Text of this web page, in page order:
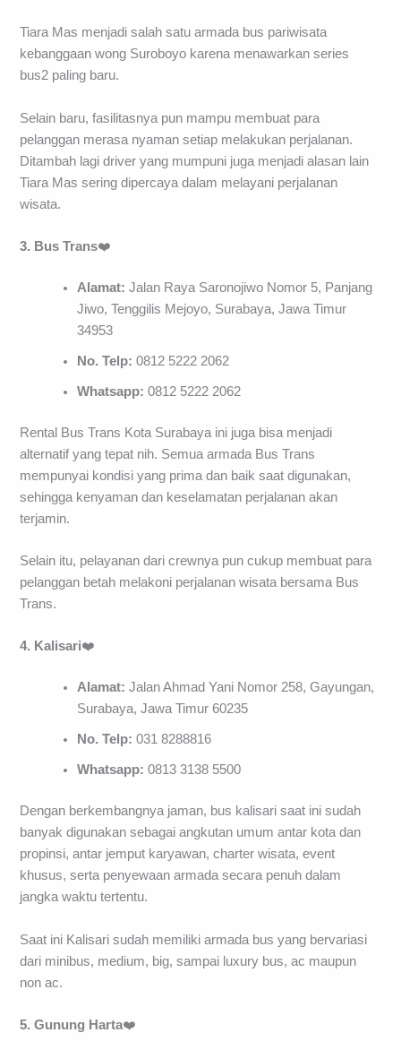
Tiara Mas menjadi salah satu armada bus pariwisata
kebanggaan wong Suroboyo karena menawarkan series
bus2 paling baru.
Selain baru, fasilitasnya pun mampu membuat para
pelanggan merasa nyaman setiap melakukan perjalanan.
Ditambah lagi driver yang mumpuni juga menjadi alasan lain
Tiara Mas sering dipercaya dalam melayani perjalanan
wisata.
3. Bus Trans❤️
Alamat: Jalan Raya Saronojiwo Nomor 5, Panjang
Jiwo, Tenggilis Mejoyo, Surabaya, Jawa Timur
34953
No. Telp: 0812 5222 2062
Whatsapp: 0812 5222 2062
Rental Bus Trans Kota Surabaya ini juga bisa menjadi
alternatif yang tepat nih. Semua armada Bus Trans
mempunyai kondisi yang prima dan baik saat digunakan,
sehingga kenyaman dan keselamatan perjalanan akan
terjamin.
Selain itu, pelayanan dari crewnya pun cukup membuat para
pelanggan betah melakoni perjalanan wisata bersama Bus
Trans.
4. Kalisari❤️
Alamat: Jalan Ahmad Yani Nomor 258, Gayungan,
Surabaya, Jawa Timur 60235
No. Telp: 031 8288816
Whatsapp: 0813 3138 5500
Dengan berkembangnya jaman, bus kalisari saat ini sudah
banyak digunakan sebagai angkutan umum antar kota dan
propinsi, antar jemput karyawan, charter wisata, event
khusus, serta penyewaan armada secara penuh dalam
jangka waktu tertentu.
Saat ini Kalisari sudah memiliki armada bus yang bervariasi
dari minibus, medium, big, sampai luxury bus, ac maupun
non ac.
5. Gunung Harta❤️